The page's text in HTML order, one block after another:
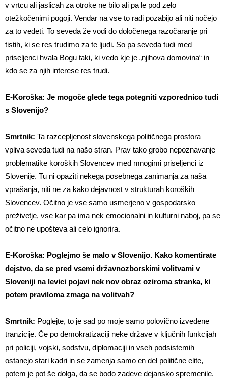
v vrtcu ali jaslicah za otroke ne bilo ali pa le pod zelo
otežkočenimi pogoji. Vendar na vse to radi pozabijo ali niti nočejo
za to vedeti. To seveda že vodi do določenega razočaranje pri
tistih, ki se res trudimo za te ljudi. So pa seveda tudi med
priseljenci hvala Bogu taki, ki vedo kje je „njihova domovina“ in
kdo se za njih interese res trudi.
E-Koroška: Je mogoče glede tega potegniti vzporednico tudi
s Slovenijo?
Smrtnik: Ta razcepljenost slovenskega političnega prostora
vpliva seveda tudi na našo stran. Prav tako grobo nepoznavanje
problematike koroških Slovencev med mnogimi priseljenci iz
Slovenije. Tu ni opaziti nekega posebnega zanimanja za naša
vprašanja, niti ne za kako dejavnost v strukturah koroških
Slovencev. Očitno je vse samo usmerjeno v gospodarsko
preživetje, vse kar pa ima nek emocionalni in kulturni naboj, pa se
očitno ne upošteva ali celo ignorira.
E-Koroška: Poglejmo še malo v Slovenijo. Kako komentirate
dejstvo, da se pred vsemi državnozborskimi volitvami v
Sloveniji na levici pojavi nek nov obraz oziroma stranka, ki
potem praviloma zmaga na volitvah?
Smrtnik: Poglejte, to je sad po moje samo polovično izvedene
tranzicije. Če po demokratizaciji neke države v ključnih funkcijah
pri policiji, vojski, sodstvu, diplomaciji in vseh podsistemih
ostanejo stari kadri in se zamenja samo en del politične elite,
potem je pot še dolga, da se bodo zadeve dejansko spremenile.